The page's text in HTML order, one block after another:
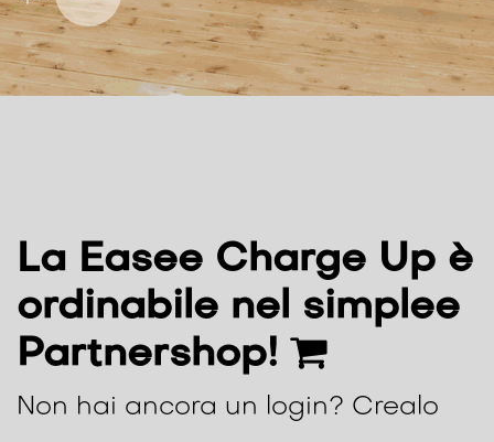
La Easee Charge Up è
ordinabile nel simplee
Partnershop!
Non hai ancora un login? Crealo